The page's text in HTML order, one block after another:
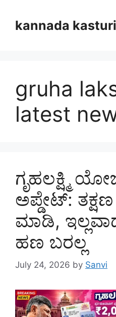
contentkannada kasturi
gruha
latest
ಗೃಹಲಕ್ಷ್ಮಿ
ಅಪ್ಡೇಟ್:
ಮಾಡಿ,
ಹಣ ಬರಲ್ಲ
July 24, 2026 by Sanvi